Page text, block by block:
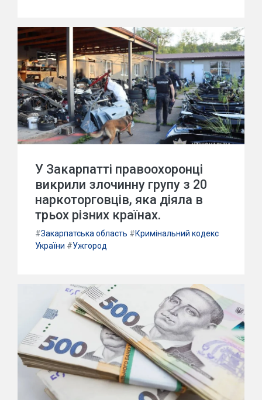
У Закарпатті правоохоронці
викрили злочинну групу з 20
наркоторговців, яка діяла в
трьох різних країнах.
#Закарпатська область #Кримінальний кодекс
України #Ужгород